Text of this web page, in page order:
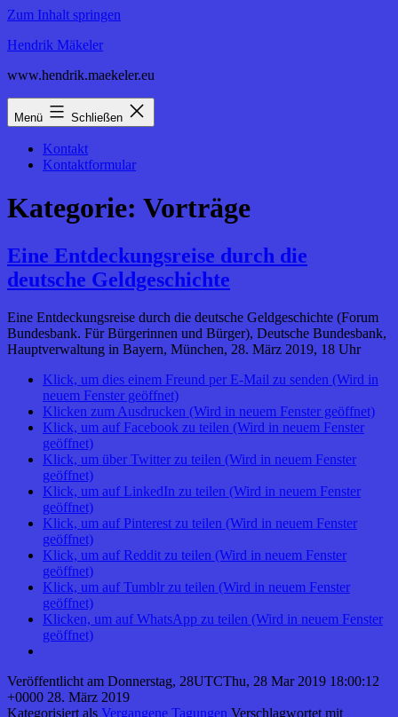
Zum Inhalt springen
Hendrik Mäkeler
www.hendrik.maekeler.eu
Menü Schließen
Kontakt
Kontaktformular
Kategorie: Vorträge
Eine Entdeckungsreise durch die
deutsche Geldgeschichte
Eine Entdeckungsreise durch die deutsche Geldgeschichte (Forum
Bundesbank. Für Bürgerinnen und Bürger), Deutsche Bundesbank,
Hauptverwaltung in Bayern, München, 28. März 2019, 18 Uhr
Klick, um dies einem Freund per E-Mail zu senden (Wird in
neuem Fenster geöffnet)
Klicken zum Ausdrucken (Wird in neuem Fenster geöffnet)
Klick, um auf Facebook zu teilen (Wird in neuem Fenster
geöffnet)
Klick, um über Twitter zu teilen (Wird in neuem Fenster
geöffnet)
Klick, um auf LinkedIn zu teilen (Wird in neuem Fenster
geöffnet)
Klick, um auf Pinterest zu teilen (Wird in neuem Fenster
geöffnet)
Klick, um auf Reddit zu teilen (Wird in neuem Fenster
geöffnet)
Klick, um auf Tumblr zu teilen (Wird in neuem Fenster
geöffnet)
Klicken, um auf WhatsApp zu teilen (Wird in neuem Fenster
geöffnet)
Veröffentlicht am Donnerstag, 28UTCThu, 28 Mar 2019 18:00:12
+0000 28. März 2019
Kategorisiert als Vergangene Tagungen Verschlagwortet mit